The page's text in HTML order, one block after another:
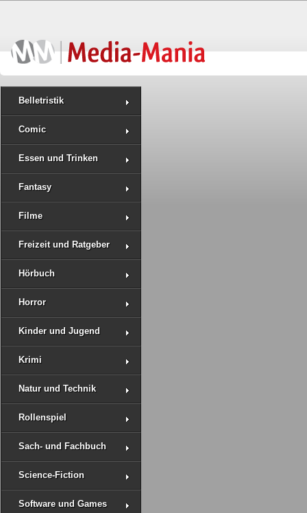
Belletristik
Comic
Essen und Trinken
Fantasy
Filme
Freizeit und Ratgeber
Hörbuch
Horror
Kinder und Jugend
Krimi
Natur und Technik
Rollenspiel
Sach- und Fachbuch
Science-Fiction
Software und Games